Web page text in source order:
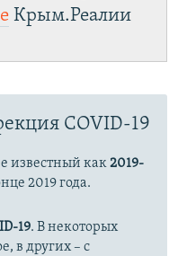
Крым.Реалии
COVID-19
известный как2019-
2019 года.
19. В некоторых
в других – с